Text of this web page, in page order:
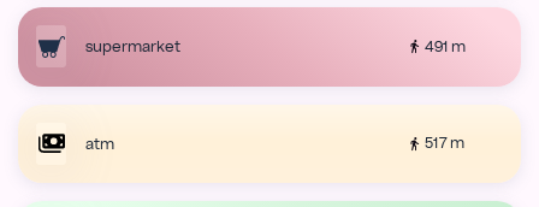
supermarket 491 m
atm 517 m